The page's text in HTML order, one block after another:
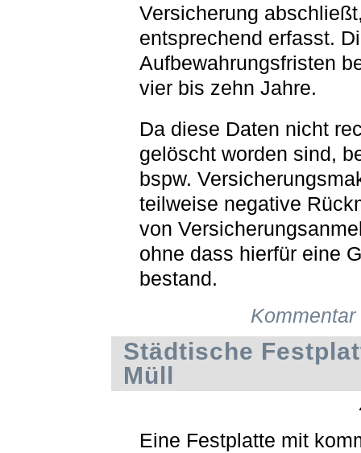
Versicherung
entsprechend erfasst.
Aufbewahrungsfristen
vier bis zehn Jahre.
Da diese Daten nicht
gelöscht worden sind,
bspw.
teilweise negative
von
ohne dass hierfür eine
bestand.
Städtische
Müll
Eine Festplatte mit